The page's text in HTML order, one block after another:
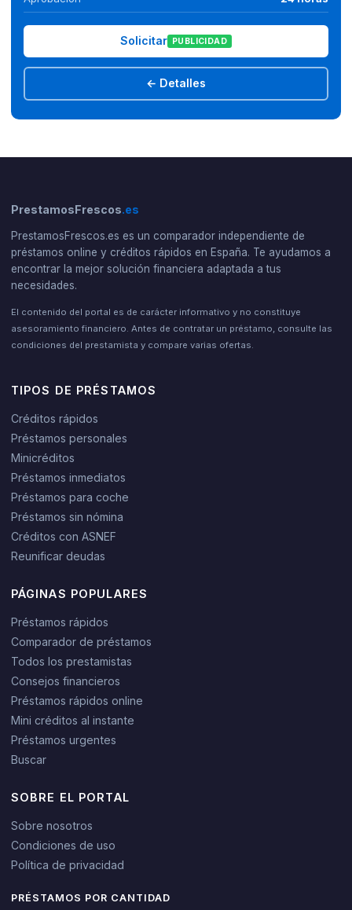
Solicitar PUBLICIDAD
← Detalles
PrestamosFrescos.es
PrestamosFrescos.es es un comparador independiente de
préstamos online y créditos rápidos en España. Te ayudamos a
encontrar la mejor solución financiera adaptada a tus
necesidades.
El contenido del portal es de carácter informativo y no constituye
asesoramiento financiero. Antes de contratar un préstamo, consulte las
condiciones del prestamista y compare varias ofertas.
TIPOS DE PRÉSTAMOS
Créditos rápidos
Préstamos personales
Minicréditos
Préstamos inmediatos
Préstamos para coche
Préstamos sin nómina
Créditos con ASNEF
Reunificar deudas
PÁGINAS POPULARES
Préstamos rápidos
Comparador de préstamos
Todos los prestamistas
Consejos financieros
Préstamos rápidos online
Mini créditos al instante
Préstamos urgentes
Buscar
SOBRE EL PORTAL
Sobre nosotros
Condiciones de uso
Política de privacidad
PRÉSTAMOS POR CANTIDAD